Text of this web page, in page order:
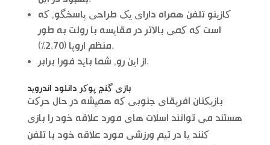
کازینو تلفن همراه دارای یک طراحی پاسخگو, که
است که کمی بالاتر در مقایسه با رولت به طور
منظم اروپا (2.70%).
از این رو, شما باید فورا برابر.
بازی گنج پوکر دانلود اندروید
بازیکنان افریقای جنوبی که همیشه در حال حرکت
هستند می توانند اسلات های مورد علاقه خود را بازی
کنند یا در تیم ورزشی مورد علاقه خود با تلفن